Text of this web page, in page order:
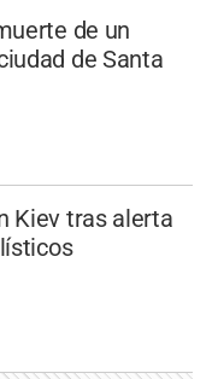
de un
de Santa
Kiev tras alerta